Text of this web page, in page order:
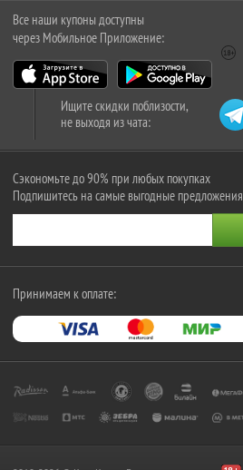
Все наши купоны доступны
через Мобильное Приложение:
Ищите скидки поблизости,
не выходя из чата:
Сэкономьте до 90% при любых покупках
Подпишитесь на самые выгодные предложения
Принимаем к оплате: